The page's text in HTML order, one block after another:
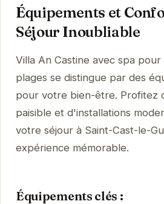
Équipements et
Séjour Inoubliable
Villa An Castine avec spa
plages se distingue par des
pour votre bien-être. Profitez
paisible et d'installations
votre séjour à Saint-Cast-le-
expérience mémorable.
Équipements clés :